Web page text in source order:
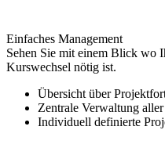
Einfaches Management
Sehen Sie mit einem Blick wo
Kurswechsel nötig ist.
Übersicht über
Zentrale Verwaltung
Individuell definierte